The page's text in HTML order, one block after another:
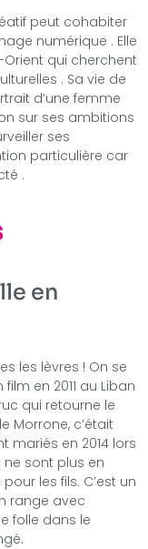
peut cohabiter
numérique . Elle
qui cherchent
. Sa vie de
d’une femme
sur ses ambitions
ses
particulière car
.
en
les lèvres ! On se
en 2011 au Liban
qui retourne le
Morrone, c’était
mariés en 2014 lors
ne sont plus en
les fils. C’est un
range avec
folle dans le